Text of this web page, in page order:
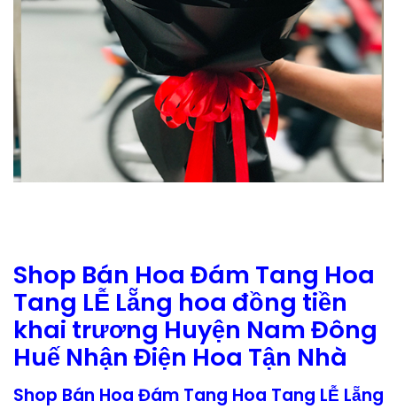
Shop Bán Hoa Đám Tang Hoa
Tang LỄ Lẵng hoa đồng tiền
khai trương Huyện Nam Đông
Huế Nhận Điện Hoa Tận Nhà
Shop Bán Hoa Đám Tang Hoa Tang LỄ Lẵng